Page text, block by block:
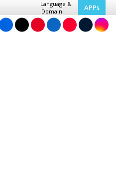
Language &
Domain
APPs